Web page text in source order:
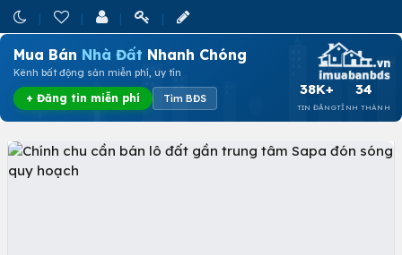
Mua Bán Nhà Đất Nhanh Chóng
Kênh bất động sản miễn phí, uy tín
+ Đăng tin miễn phí Tìm BĐS
38K+
TIN ĐĂNG
34
TỈNH THÀNH